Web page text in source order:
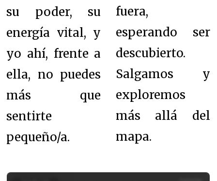
su poder, su
energía vital, y
yo ahí, frente a
ella, no puedes
más que
sentirte
pequeño/a.
fuera,
esperando ser
descubierto.
Salgamos y
exploremos
más allá del
mapa.